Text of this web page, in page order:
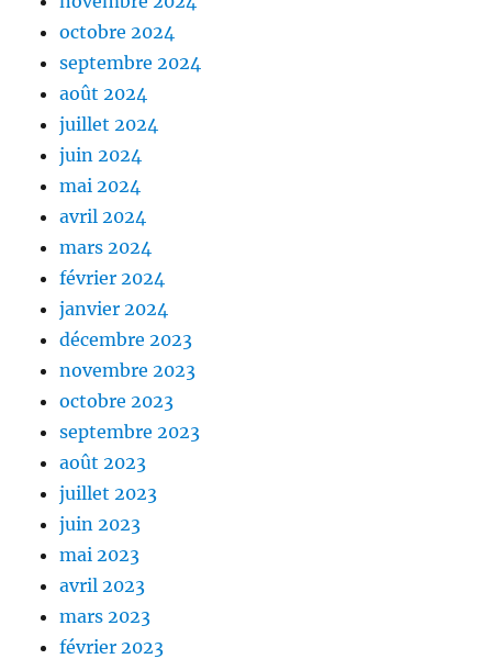
octobre 2024
septembre 2024
août 2024
juillet 2024
juin 2024
mai 2024
avril 2024
mars 2024
février 2024
janvier 2024
décembre 2023
novembre 2023
octobre 2023
septembre 2023
août 2023
juillet 2023
juin 2023
mai 2023
avril 2023
mars 2023
février 2023